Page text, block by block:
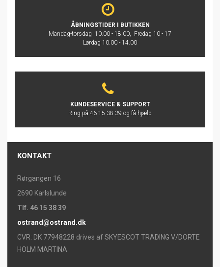
ÅBNINGSTIDER I BUTIKKEN
Mandag-torsdag 10.00 - 18.00, Fredag 10 - 17
Lørdag 10.00 - 14.00
KUNDESERVICE & SUPPORT
Ring på 46 15 38 39 og få hjælp
KONTAKT
Rørgangen 16
2690 Karlslunde
Tlf. 46 15 38 39
ostrand@ostrand.dk
CVR: DK 77948228 drives af SKYESCOT TRADING V/DORTE
HOLM MARTINA